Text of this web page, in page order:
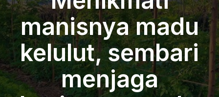
manisnya madu
kelulut, sembari
menjaga